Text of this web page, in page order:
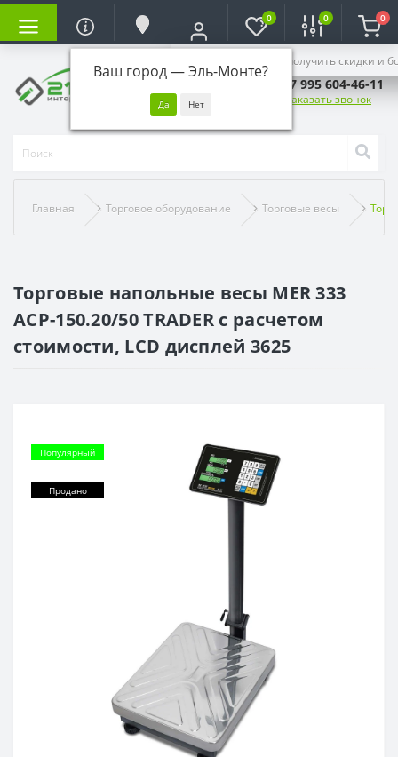
Ваш город —Эль-Монте?
Войдите, чтобы получить скидки и
0 0 0
+7 995 604-46-11
Заказать звонок
Главная Торговое оборудование Торговые весы
Торговые напольные весы MER 333
ACP-150.20/50 TRADER с расчетом
стоимости, LCD дисплей 3625
Популярный
Продано